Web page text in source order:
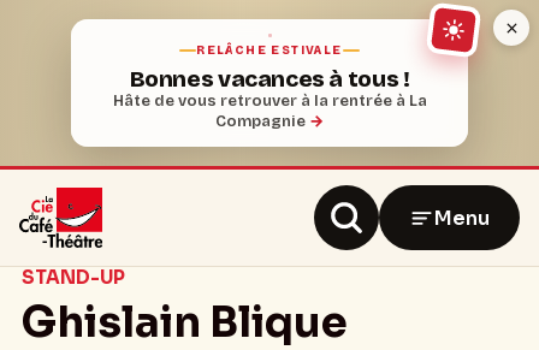
RELÂCHE ESTIVALE
Bonnes vacances à tous !
Hâte de vous retrouver à la rentrée à La
Compagnie →
Menu
STAND-UP
Ghislain Blique